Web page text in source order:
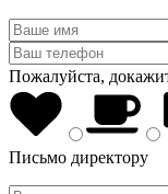
Пожалуйста,
Письмо директору